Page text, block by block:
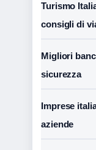
Turismo
consigli di
Migliori
sicurezza
Imprese
aziende